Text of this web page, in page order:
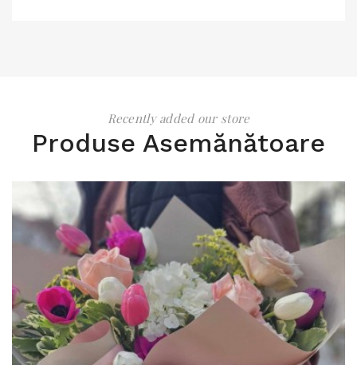
Recently added our store
Produse Asemănătoare